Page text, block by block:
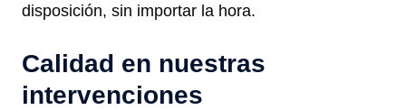
disposición, sin importar la hora.
Calidad en nuestras
intervenciones